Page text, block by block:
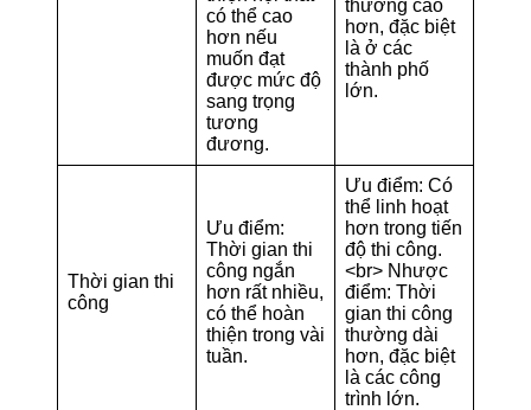
có thể cao
hơn nếu
muốn đạt
được mức độ
sang trọng
tương
đương.
thường cao
hơn, đặc biệt
là ở các
thành phố
lớn.
Thời gian thi
công
Ưu điểm:
Thời gian thi
công ngắn
hơn rất nhiều,
có thể hoàn
thiện trong vài
tuần.
Ưu điểm: Có
thể linh hoạt
hơn trong tiến
độ thi công.
<br> Nhược
điểm: Thời
gian thi công
thường dài
hơn, đặc biệt
là các công
trình lớn.